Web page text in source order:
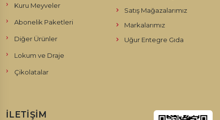
Kuru Meyveler
Abonelik Paketleri
Diğer Ürünler
Lokum ve Draje
Çikolatalar
Satış Mağazalarımız
Markalarımız
Uğur Entegre Gıda
İLETIŞIM